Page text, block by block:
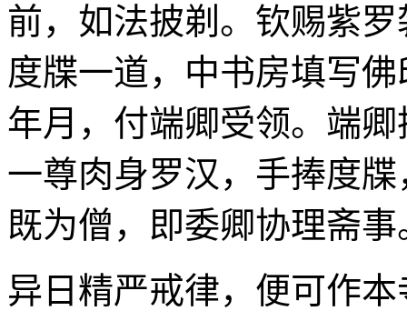
前，如法披剃。钦赐紫
度牒一道，中书房填写
年月，付端卿受领。端
一尊肉身罗汉，手捧度
既为僧，即委卿协理斋事
异日精严戒律，便可作